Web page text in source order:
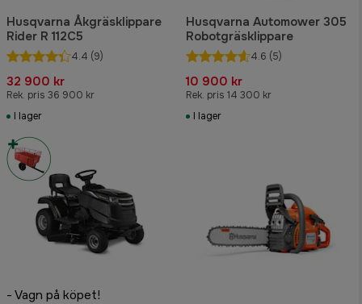
Husqvarna Åkgräsklippare
Rider R 112C5
4.4 (9)
32 900 kr
Rek. pris 36 900 kr
I lager
Husqvarna Automower 305
Robotgräsklippare
4.6 (5)
10 900 kr
Rek. pris 14 300 kr
I lager
- Vagn på köpet!